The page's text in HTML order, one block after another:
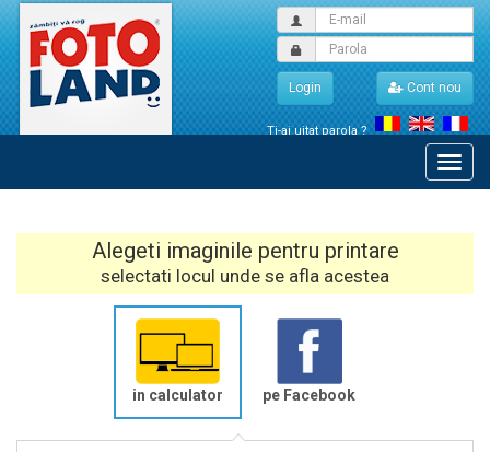
Login Cont nou
Ti-ai uitat parola ?
Alegeti imaginile pentru printare
selectati locul unde se afla acestea
in calculator pe Facebook